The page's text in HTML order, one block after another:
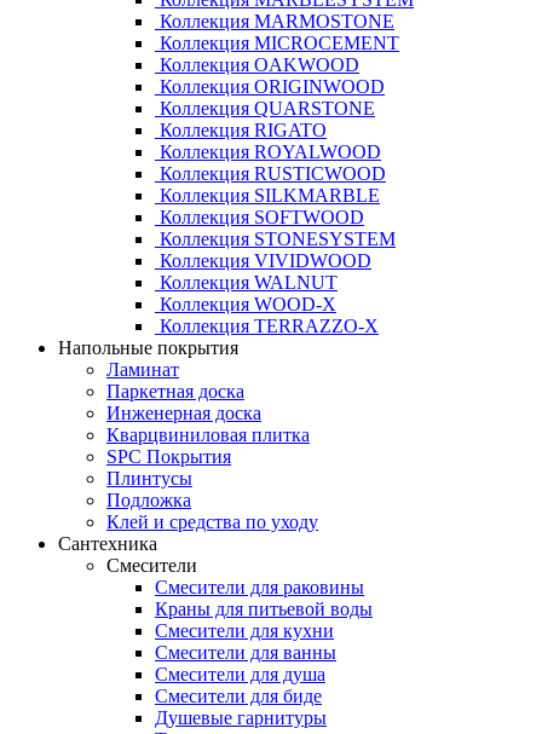
Коллекция MARMOSTONE
Коллекция MICROCEMENT
Коллекция OAKWOOD
Коллекция ORIGINWOOD
Коллекция QUARSTONE
Коллекция RIGATO
Коллекция ROYALWOOD
Коллекция RUSTICWOOD
Коллекция SILKMARBLE
Коллекция SOFTWOOD
Коллекция STONESYSTEM
Коллекция VIVIDWOOD
Коллекция WALNUT
Коллекция WOOD-X
Коллекция ТЕRRАZZO-X
Напольные покрытия
Ламинат
Паркетная доска
Инженерная доска
Кварцвиниловая плитка
SPC Покрытия
Плинтусы
Подложка
Клей и средства по уходу
Сантехника
Смесители
Смесители для раковины
Краны для питьевой воды
Смесители для кухни
Смесители для ванны
Смесители для душа
Смесители для биде
Душевые гарнитуры